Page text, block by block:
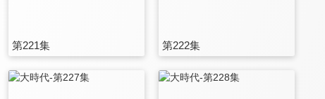
第221集 第222集